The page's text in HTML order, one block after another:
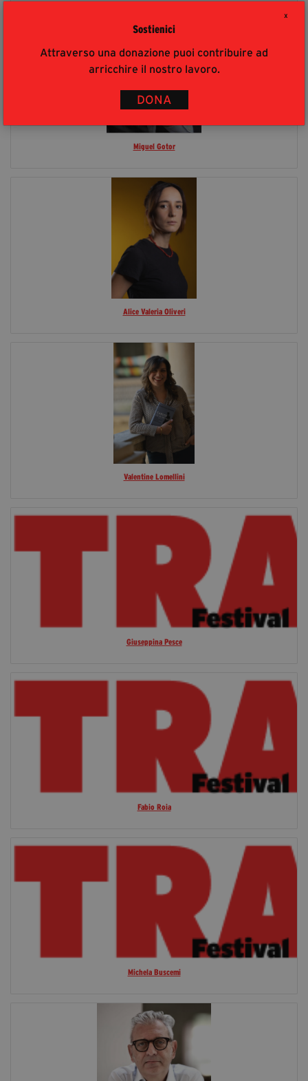
X
Sostienici
Attraverso una donazione puoi contribuire ad
arricchire il nostro lavoro.
DONA
Miguel Gotor
Alice Valeria Oliveri
Valentine Lomellini
Giuseppina Pesce
Fabio Roia
Michela Buscemi